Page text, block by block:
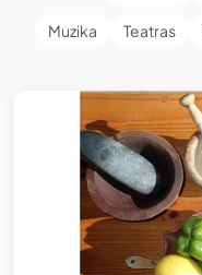
Muzika Teatras